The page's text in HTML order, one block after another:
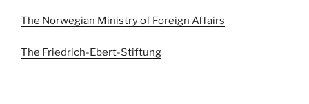
The Norwegian Ministry of Foreign Affairs
The Friedrich-Ebert-Stiftung